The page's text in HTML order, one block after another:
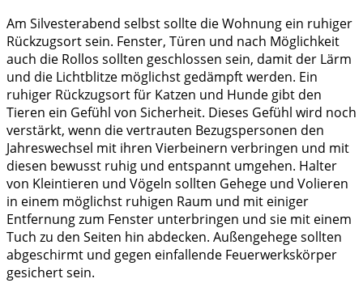
Am Silvesterabend selbst sollte die Wohnung ein ruhiger
Rückzugsort sein. Fenster, Türen und nach Möglichkeit
auch die Rollos sollten geschlossen sein, damit der Lärm
und die Lichtblitze möglichst gedämpft werden. Ein
ruhiger Rückzugsort für Katzen und Hunde gibt den
Tieren ein Gefühl von Sicherheit. Dieses Gefühl wird noch
verstärkt, wenn die vertrauten Bezugspersonen den
Jahreswechsel mit ihren Vierbeinern verbringen und mit
diesen bewusst ruhig und entspannt umgehen. Halter
von Kleintieren und Vögeln sollten Gehege und Volieren
in einem möglichst ruhigen Raum und mit einiger
Entfernung zum Fenster unterbringen und sie mit einem
Tuch zu den Seiten hin abdecken. Außengehege sollten
abgeschirmt und gegen einfallende Feuerwerkskörper
gesichert sein.